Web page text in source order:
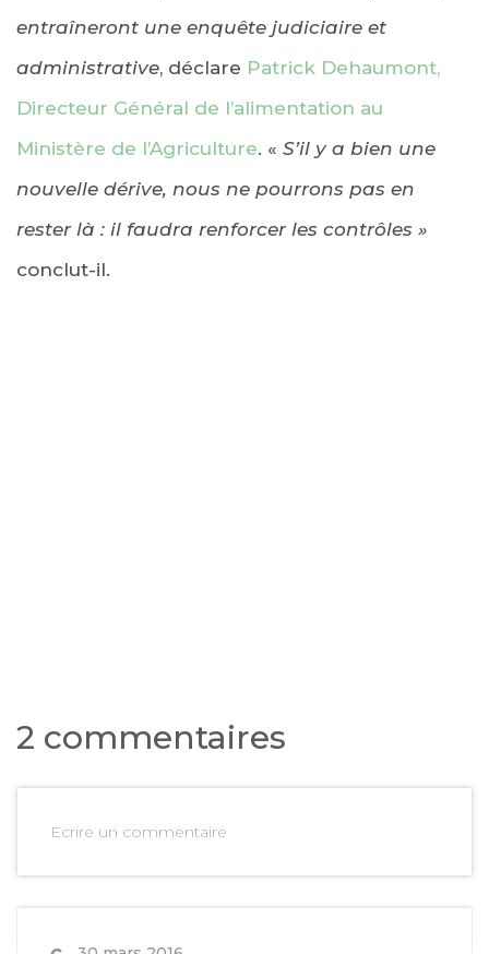
entraîneront une enquête judiciaire et
administrative, déclare Patrick Dehaumont,
Directeur Général de l’alimentation au
Ministère de l’Agriculture. « S’il y a bien une
nouvelle dérive, nous ne pourrons pas en
rester là : il faudra renforcer les contrôles »
conclut-il.
2 commentaires
Ecrire un commentaire